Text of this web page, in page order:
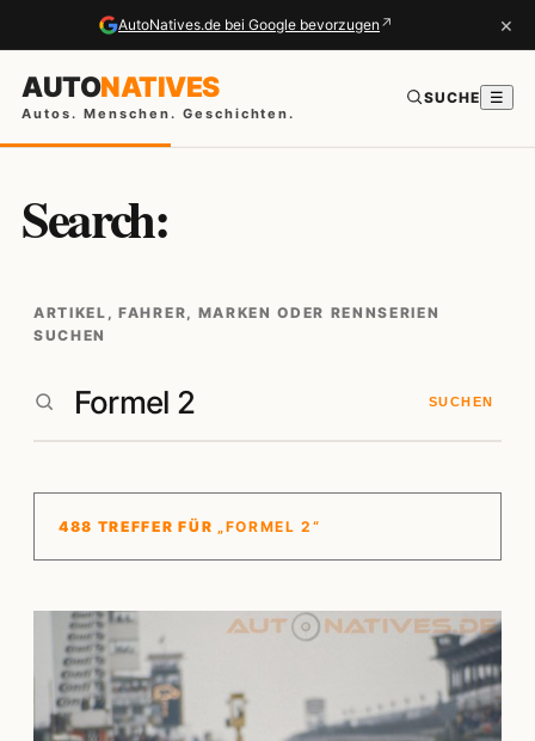
AutoNatives.de bei Google bevorzugen ↗ ×
AUTONATIVES
Autos. Menschen. Geschichten.
SUCHE ☰
Search:
ARTIKEL, FAHRER, MARKEN ODER RENNSERIEN
SUCHEN
SUCHEN
488 TREFFER FÜR „FORMEL 2“